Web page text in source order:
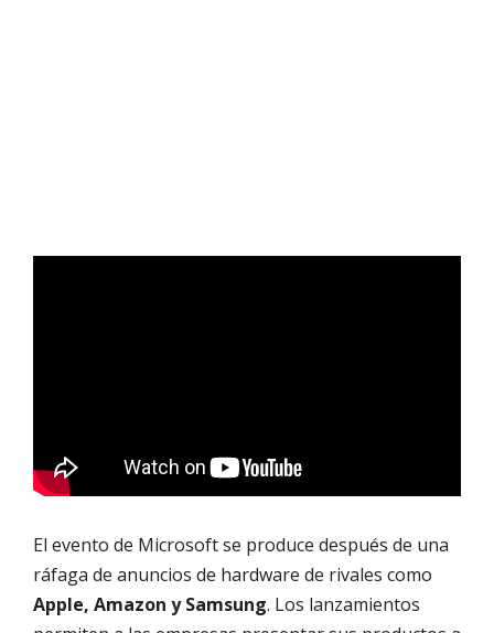
El evento de Microsoft se produce después de una
ráfaga de anuncios de hardware de rivales como
Apple, Amazon y Samsung. Los lanzamientos